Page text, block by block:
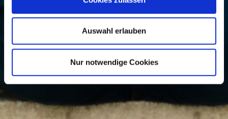
Auswahl erlauben
Nur notwendige Cookies